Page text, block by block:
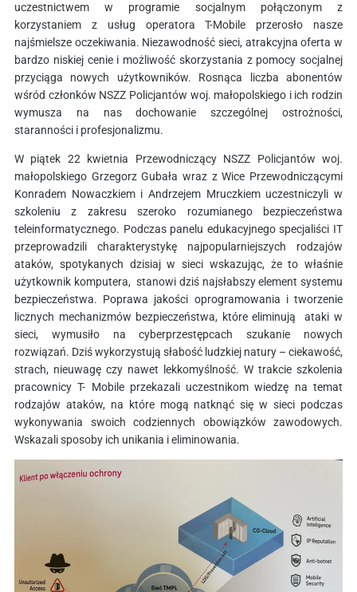
uczestnictwem w programie socjalnym połączonym z
korzystaniem z usług operatora T-Mobile przerosło nasze
najśmielsze oczekiwania. Niezawodność sieci, atrakcyjna oferta w
bardzo niskiej cenie i możliwość skorzystania z pomocy socjalnej
przyciąga nowych użytkowników. Rosnąca liczba abonentów
wśród członków NSZZ Policjantów woj. małopolskiego i ich rodzin
wymusza na nas dochowanie szczególnej ostrożności,
staranności i profesjonalizmu.
W piątek 22 kwietnia Przewodniczący NSZZ Policjantów woj.
małopolskiego Grzegorz Gubała wraz z Wice Przewodniczącymi
Konradem Nowaczkiem i Andrzejem Mruczkiem uczestniczyli w
szkoleniu z zakresu szeroko rozumianego bezpieczeństwa
teleinformatycznego. Podczas panelu edukacyjnego specjaliści IT
przeprowadzili charakterystykę najpopularniejszych rodzajów
ataków, spotykanych dzisiaj w sieci wskazując, że to właśnie
użytkownik komputera, stanowi dziś najsłabszy element systemu
bezpieczeństwa. Poprawa jakości oprogramowania i tworzenie
licznych mechanizmów bezpieczeństwa, które eliminują ataki w
sieci, wymusiło na cyberprzestępcach szukanie nowych
rozwiązań. Dziś wykorzystują słabość ludzkiej natury – ciekawość,
strach, nieuwagę czy nawet lekkomyślność. W trakcie szkolenia
pracownicy T- Mobile przekazali uczestnikom wiedzę na temat
rodzajów ataków, na które mogą natknąć się w sieci podczas
wykonywania swoich codziennych obowiązków zawodowych.
Wskazali sposoby ich unikania i eliminowania.